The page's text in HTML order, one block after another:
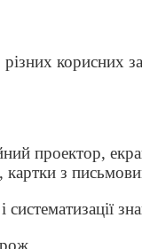
корисних
проектор,
картки з
систематизації